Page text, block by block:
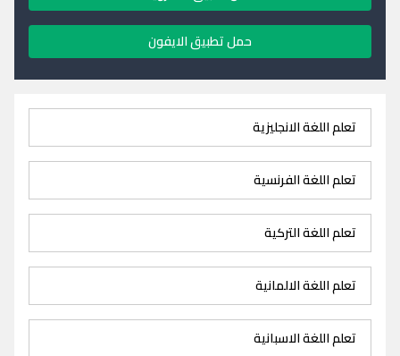
حمل تطبيق الايفون
تعلم اللغة الانجليزية
تعلم اللغة الفرنسية
تعلم اللغة التركية
تعلم اللغة الالمانية
تعلم اللغة الاسبانية